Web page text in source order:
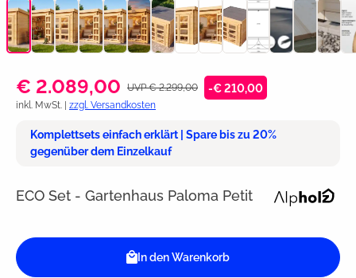
€ 2.089,00 UVP € 2.299,00 -€ 210,00
inkl. MwSt. | zzgl. Versandkosten
Komplettsets einfach erklärt | Spare bis zu 20%
gegenüber dem Einzelkauf
ECO Set - Gartenhaus Paloma Petit
In den Warenkorb